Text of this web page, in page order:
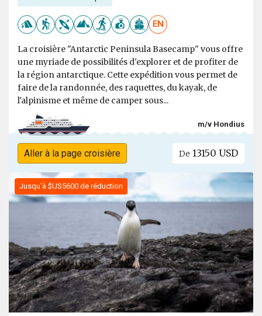
EN
La croisière "Antarctic Peninsula Basecamp" vous offre
une myriade de possibilités d'explorer et de profiter de
la région antarctique. Cette expédition vous permet de
faire de la randonnée, des raquettes, du kayak, de
l'alpinisme et même de camper sous...
m/v Hondius
Aller à la page croisière De 13150 USD
Jusqu'à $US5600 de réduction